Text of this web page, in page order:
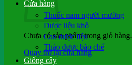
Chưa có sản phẩm trong giỏ hàng.
Quay trở lại cửa hàng
Cửa hàng
Thuốc nam người mường
Dược liệu khô
Cao dược liệu
Thảo dược bào chế
Giống cây